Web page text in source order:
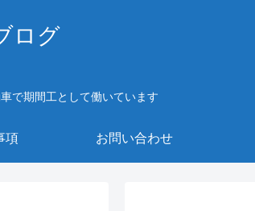
ログ
で期間工として働いています
項 お問い合わせ